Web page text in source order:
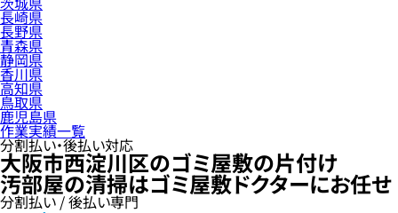
長崎県
長野県
青森県
静岡県
香川県
高知県
鳥取県
鹿児島県
作業実績一覧
分割払い・後払い対応
大阪市西淀川区のゴミ屋敷の片付け
汚部屋の清掃はゴミ屋敷ドクターにお任せ
分割払い / 後払い専門